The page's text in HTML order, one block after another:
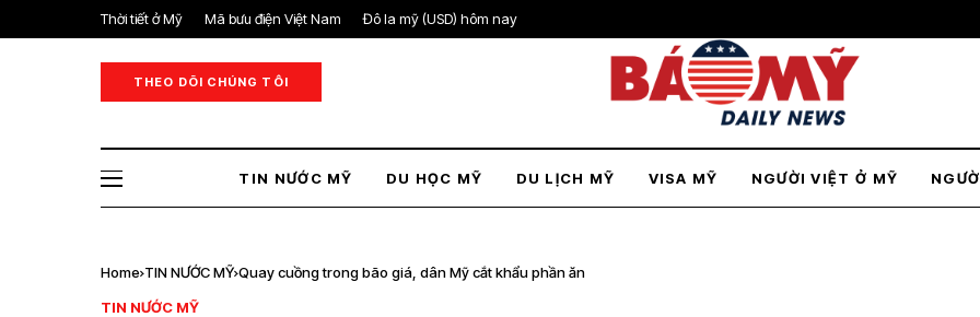
Thời tiết ở Mỹ Mã bưu điện Việt Nam Đô la mỹ (USD) hôm nay
THEO DÕI CHÚNG TÔI
TIN NƯỚC MỸ DU HỌC MỸ DU LỊCH MỸ VISA MỸ NGƯỜI VIỆT Ở MỸ
Home TIN NƯỚC MỸ Quay cuồng trong bão giá, dân Mỹ cắt khẩu phần ăn
TIN NƯỚC MỸ